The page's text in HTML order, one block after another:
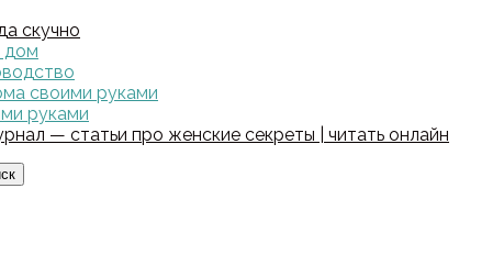
скучно
дом
своими руками
руками
— статьи про женские секреты | читать онлайн